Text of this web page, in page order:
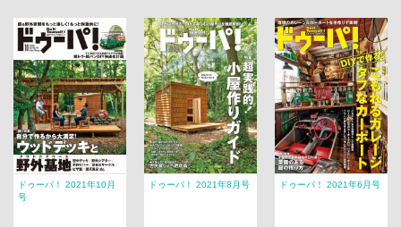
ドゥーパ！ 2021年10月
号
ドゥーパ！ 2021年8月号 ドゥーパ！ 2021年6月号